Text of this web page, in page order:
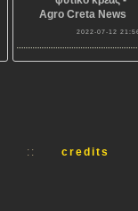
Agro Creta News
2022-07-12
:: credits